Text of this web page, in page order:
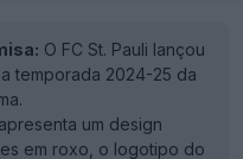
O FC St. Pauli lançou
temporada 2024-25 da
um design
em roxo, o logotipo do